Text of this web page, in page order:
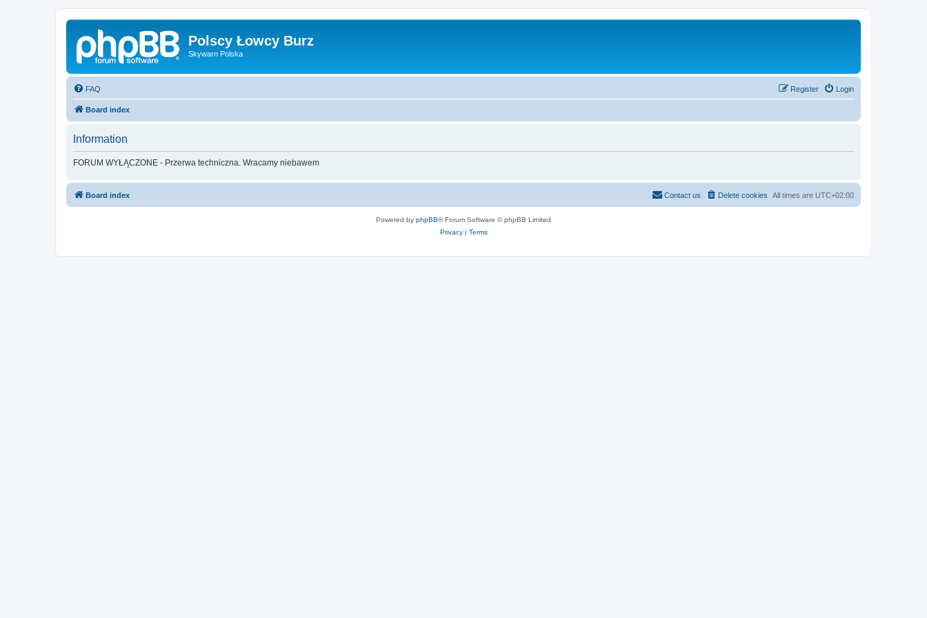
Polscy Łowcy Burz
Skywarn Polska
FAQ Login
Register
Board index
Information
FORUM WYŁĄCZONE - Przerwa techniczna. Wracamy niebawem
Board index All times are UTC+02:00
Delete cookies
Contact us
Powered by phpBB® Forum Software © phpBB Limited
Privacy| Terms